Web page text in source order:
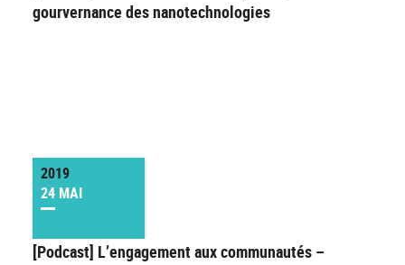
gourvernance des nanotechnologies
2019
24 MAI
[Podcast] L’engagement aux communautés –